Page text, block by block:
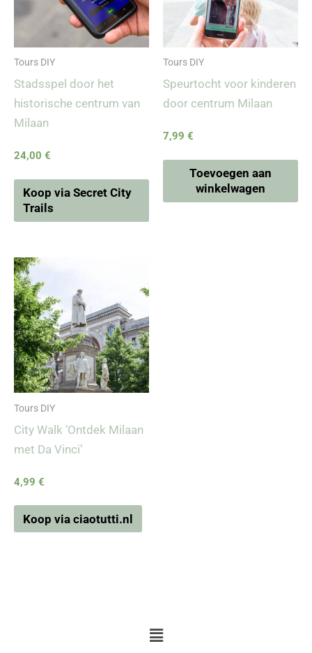
Tours DIY
Stadsspel door het
historische centrum van
Milaan
24,00 €
Koop via Secret City
Trails
Tours DIY
Speurtocht voor kinderen
door centrum Milaan
7,99 €
Toevoegen aan
winkelwagen
Tours DIY
City Walk ‘Ontdek Milaan
met Da Vinci’
4,99 €
Koop via ciaotutti.nl
Menu